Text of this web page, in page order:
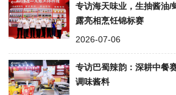
专访海天味业，生抽酱油/
露亮相烹饪锦标赛
2026-07-06
专访巴蜀辣韵：深耕中餐
调味酱料